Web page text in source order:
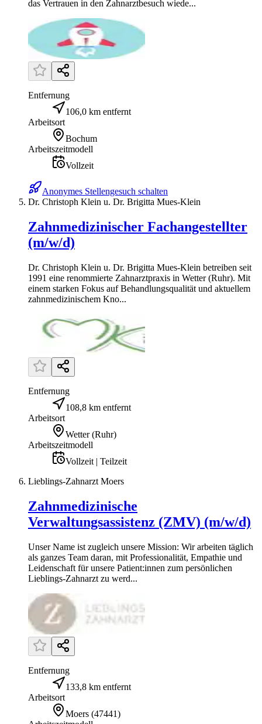
das Vertrauen in den Zahnarztbesuch wiede...
Entfernung
106,0 km entfernt
Arbeitsort
Bochum
Arbeitszeitmodell
Vollzeit
Anonymes Stellengesuch schalten
Dr. Christoph Klein u. Dr. Brigitta Mues-Klein
Zahnmedizinischer Fachangestellter
(m/w/d)
Dr. Christoph Klein u. Dr. Brigitta Mues-Klein betreiben seit
1991 eine renommierte Zahnarztpraxis in Wetter (Ruhr). Mit
einem starken Fokus auf Behandlungsqualität und aktuellem
zahnmedizinischem Kno...
Entfernung
108,8 km entfernt
Arbeitsort
Wetter (Ruhr)
Arbeitszeitmodell
Vollzeit | Teilzeit
Lieblings-Zahnarzt Moers
Zahnmedizinische
Verwaltungsassistenz (ZMV) (m/w/d)
Unser Name ist zugleich unsere Mission: Wir arbeiten täglich
als ganzes Team daran, mit Professionalität, Empathie und
Leidenschaft für unsere Patient:innen zum persönlichen
Lieblings-Zahnarzt zu werd...
Entfernung
133,8 km entfernt
Arbeitsort
Moers (47441)